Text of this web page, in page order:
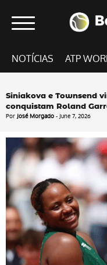
NOTÍCIAS ATP
Siniakova e Townsend
conquistam Roland
Por José Morgado - June 7, 2026